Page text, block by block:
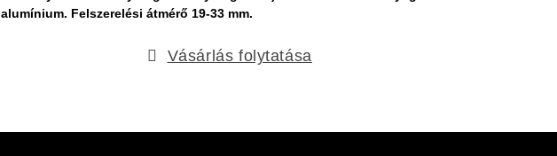
alumínium. Felszerelési átmérő 19-33 mm.
Vásárlás folytatása